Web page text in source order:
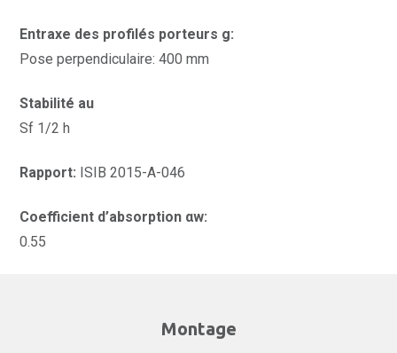
Entraxe des profilés porteurs g:
Pose perpendiculaire: 400 mm
Stabilité au
Sf 1/2 h
Rapport: ISIB 2015-A-046
Coefficient d’absorption αw:
0.55
Montage